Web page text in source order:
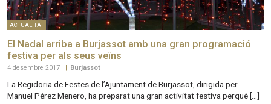
ACTUALITAT
El Nadal arriba a Burjassot amb una gran programació
festiva per als seus veïns
4 desembre 2017 Burjassot
La Regidoria de Festes de l’Ajuntament de Burjassot, dirigida per
Manuel Pérez Menero, ha preparat una gran activitat festiva perquè […]